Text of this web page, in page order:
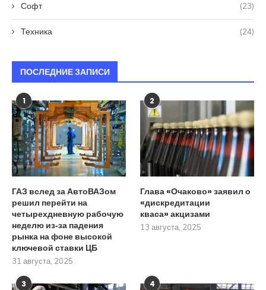
Софт (23)
Техника (24)
ПОСЛЕДНИЕ ЗАПИСИ
1
ГАЗ вслед за АвтоВАЗом
решил перейти на
четырехдневную рабочую
неделю из‑за падения
рынка на фоне высокой
ключевой ставки ЦБ
31 августа, 2025
2
Глава «Очаково» заявил о
«дискредитации
кваса» акцизами
13 августа, 2025
3 4